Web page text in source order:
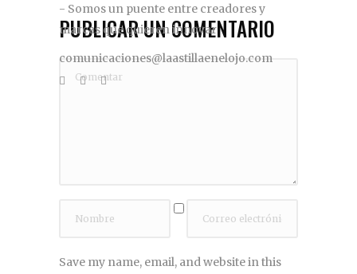
- Somos un puente entre creadores y
marcas que quieren innovar
comunicaciones@laastillaenelojo.com
PUBLICAR UN COMENTARIO
Save my name, email, and website in this